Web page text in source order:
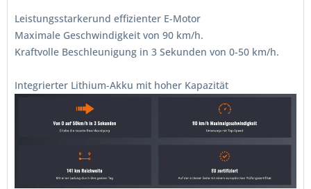
Leistungsstarkerund effizienter E-Motor
Maximale Geschwindigkeit von 90 km/h.
Kraftvolle Beschleunigung in 3 Sekunden von 0-50 km/h.
Integrierter Lithium-Akku mit hoher Kapazität